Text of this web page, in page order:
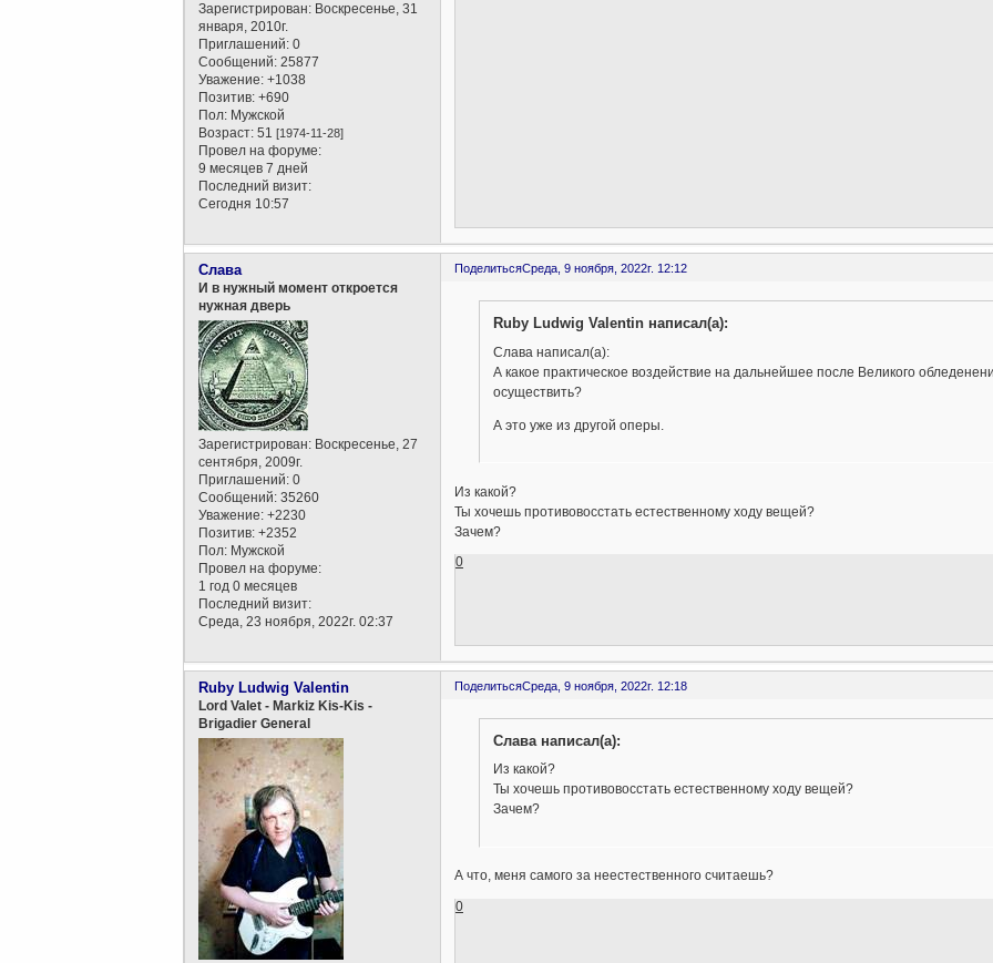
Зарегистрирован: Воскресенье, 31
января, 2010г.
Приглашений: 0
Сообщений: 25877
Уважение: +1038
Позитив: +690
Пол: Мужской
Возраст: 51[1974-11-28]
Провел на форуме:
9 месяцев 7 дней
Последний визит:
Сегодня 10:57
ПоделитьсяСреда, 9 ноября, 2022г. 12:12
Слава
И в нужный момент откроется
нужная дверь
Зарегистрирован: Воскресенье, 27
сентября, 2009г.
Приглашений: 0
Сообщений: 35260
Уважение: +2230
Позитив: +2352
Пол: Мужской
Провел на форуме:
1 год 0 месяцев
Последний визит:
Среда, 23 ноября, 2022г. 02:37
Ruby Ludwig Valentin написал(а):
Слава написал(а):
А какое практическое воздействие на дальнейшее после Великого
осуществить?
А это уже из другой оперы.
Из какой?
Ты хочешь противовосстать естественному ходу вещей?
Зачем?
0
ПоделитьсяСреда, 9 ноября, 2022г. 12:18
Ruby Ludwig Valentin
Lord Valet - Markiz Kis-Kis -
Brigadier General
Слава написал(а):
Из какой?
Ты хочешь противовосстать естественному ходу вещей?
Зачем?
А что, меня самого за неестественного считаешь?
0